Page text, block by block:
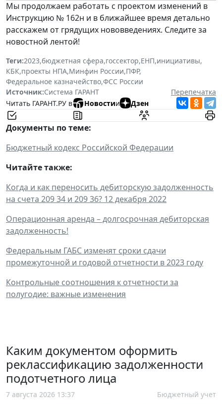
Мы продолжаем работать с проектом изменений в
Инструкцию № 162н и в ближайшее время детально
расскажем от грядущих нововведениях. Следите за
новостной лентой!
Теги:2023,бюджетная сфера,госсектор,ЕНП,инициативы,
КБК,проекты НПА,Минфин России,ПФР,
Федеральное казначейство,ФСС России
Источник:Система ГАРАНТ
Перепечатка
Читать ГАРАНТ.РУ в
Новостии Дзен
Документы по теме:
Бюджетный кодекс Российской Федерации
Читайте также:
Когда и как переносить дебиторскую задолженность
на счета 209 34 и 209 36? 12 декабря 2022
Операционная аренда – долгосрочная дебиторская
задолженность!
Федеральным ГАБС изменят сроки сдачи
промежуточной и годовой отчетности в 2023 году
Контрольные соотношения к отчетности за
полугодие: важные изменения
Каким документом оформить
реклассификацию задолженности
подотчетного лица
7 августа 2026 13:37 Бюджетный учет